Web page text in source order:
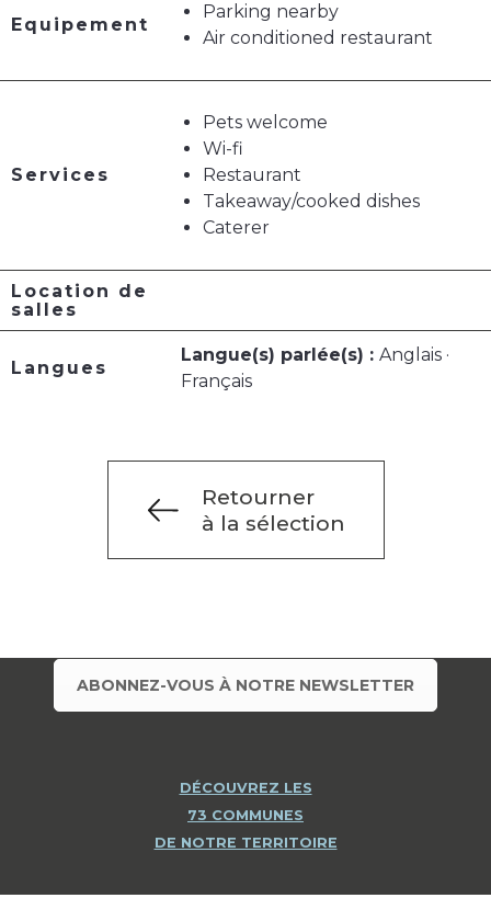
Equipement
Parking nearby
Air conditioned restaurant
Services
Pets welcome
Wi-fi
Restaurant
Takeaway/cooked dishes
Caterer
Location de
salles
Langues
Langue(s) parlée(s) : Anglais ·
Français
Retourner
à la sélection
ABONNEZ-VOUS À NOTRE NEWSLETTER
DÉCOUVREZ LES
73 COMMUNES
DE NOTRE TERRITOIRE